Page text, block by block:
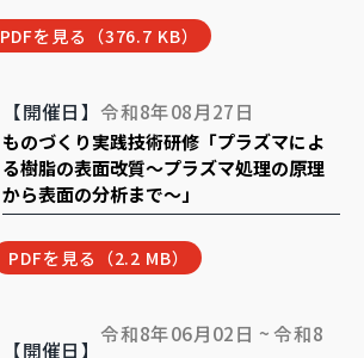
PDFを見る（376.7 KB）
【開催日】 令和8年08月27日
ものづくり実践技術研修「プラズマによ
る樹脂の表面改質～プラズマ処理の原理
から表面の分析まで～」
PDFを見る（2.2 MB）
【開催日】
令和8年06月02日 ~ 令和8